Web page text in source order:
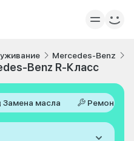
Mercedes-Benz
Benz R-Класс
Замена масла Ремонт